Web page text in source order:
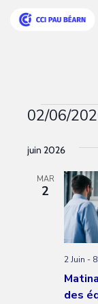
Besoins
Articles
Agenda
02/06/
une
juin 2026
MAR
2
des
2 Juin -